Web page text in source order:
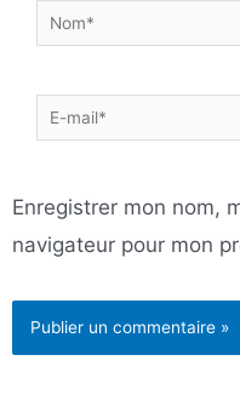
Nom*
E-
mail*
Enregistrer mon nom,
navigateur pour mon